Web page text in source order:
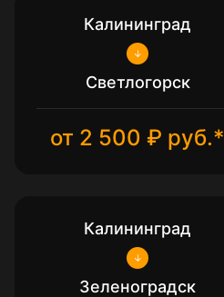
Калининград
Светлогорск
от 2 500 ₽ руб.*
Калининград
Зеленоградск